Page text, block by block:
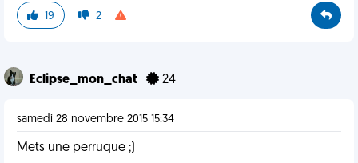
19 2
Eclipse_mon_chat 24
samedi 28 novembre 2015 15:34
Mets une perruque ;)